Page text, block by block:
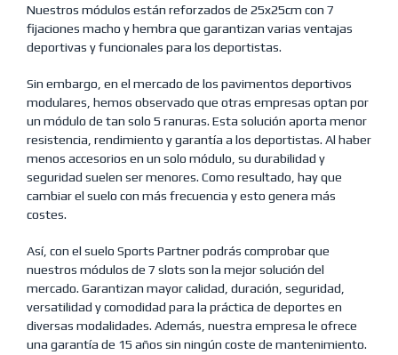
Nuestros módulos están reforzados de 25x25cm con 7
fijaciones macho y hembra que garantizan varias ventajas
deportivas y funcionales para los deportistas.
Sin embargo, en el mercado de los pavimentos deportivos
modulares, hemos observado que otras empresas optan por
un módulo de tan solo 5 ranuras. Esta solución aporta menor
resistencia, rendimiento y garantía a los deportistas. Al haber
menos accesorios en un solo módulo, su durabilidad y
seguridad suelen ser menores. Como resultado, hay que
cambiar el suelo con más frecuencia y esto genera más
costes.
Así, con el suelo Sports Partner podrás comprobar que
nuestros módulos de 7 slots son la mejor solución del
mercado. Garantizan mayor calidad, duración, seguridad,
versatilidad y comodidad para la práctica de deportes en
diversas modalidades. Además, nuestra empresa le ofrece
una garantía de 15 años sin ningún coste de mantenimiento.